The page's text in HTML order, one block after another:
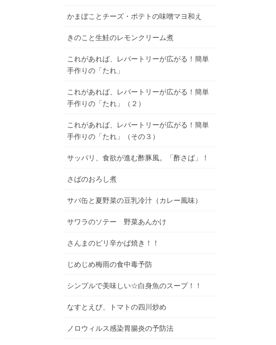
かまぼことチーズ・ポテトの味噌マヨ和え
きのこと生鮭のレモンクリーム煮
これがあれば、レパートリーが広がる！簡単
手作りの「たれ」
これがあれば、レパートリーが広がる！簡単
手作りの「たれ」（２）
これがあれば、レパートリーが広がる！簡単
手作りの「たれ」（その３）
サッパリ、食欲が進む酢豚風。「酢さば」！
さばのおろし煮
サバ缶と夏野菜の豆乳冷汁（カレー風味）
サワラのソテー 野菜あんかけ
さんまのピリ辛かば焼き！！
じめじめ梅雨の食中毒予防
シンプルで美味しい☆白身魚のスープ！！
なすとえび、トマトの四川炒め
ノロウィルス感染胃腸炎の予防法